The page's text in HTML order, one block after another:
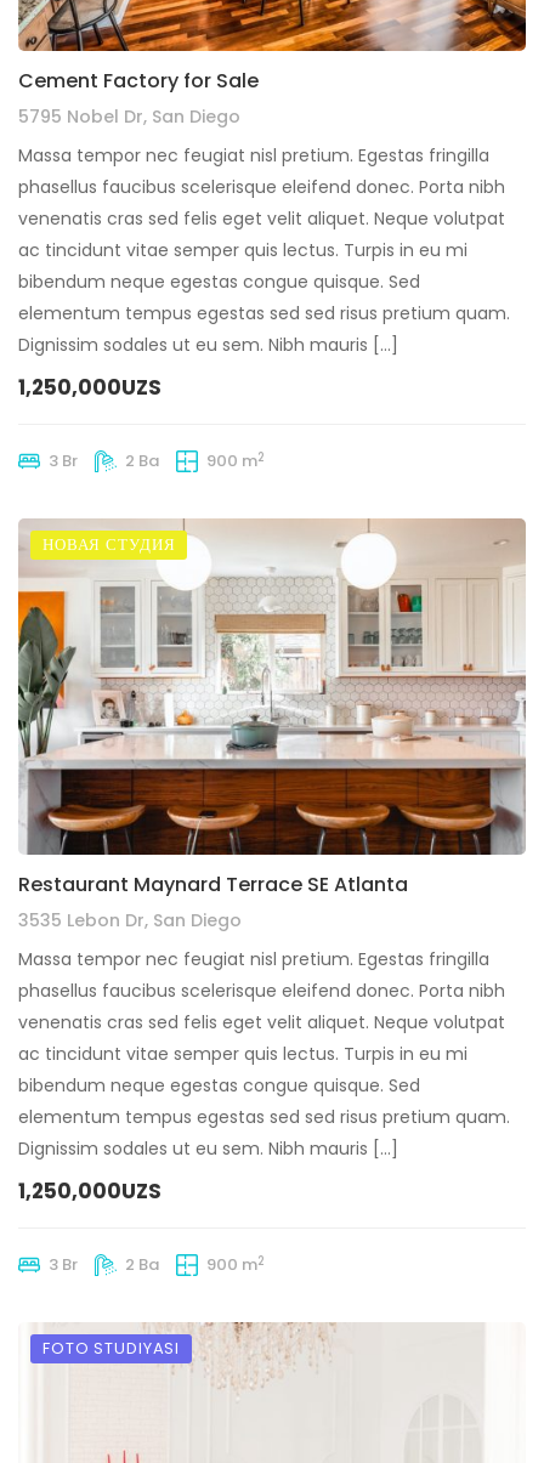
Cement Factory for Sale
5795 Nobel Dr, San Diego
Massa tempor nec feugiat nisl pretium. Egestas fringilla
phasellus faucibus scelerisque eleifend donec. Porta nibh
venenatis cras sed felis eget velit aliquet. Neque volutpat
ac tincidunt vitae semper quis lectus. Turpis in eu mi
bibendum neque egestas congue quisque. Sed
elementum tempus egestas sed sed risus pretium quam.
Dignissim sodales ut eu sem. Nibh mauris […]
1,250,000UZS
3 Br 2 Ba 900 m2
НОВАЯ СТУДИЯ
Restaurant Maynard Terrace SE Atlanta
3535 Lebon Dr, San Diego
Massa tempor nec feugiat nisl pretium. Egestas fringilla
phasellus faucibus scelerisque eleifend donec. Porta nibh
venenatis cras sed felis eget velit aliquet. Neque volutpat
ac tincidunt vitae semper quis lectus. Turpis in eu mi
bibendum neque egestas congue quisque. Sed
elementum tempus egestas sed sed risus pretium quam.
Dignissim sodales ut eu sem. Nibh mauris […]
1,250,000UZS
3 Br 2 Ba 900 m2
FOTO STUDIYASI